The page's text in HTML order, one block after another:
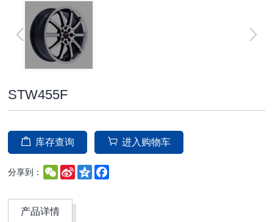
STW455F
库存查询 进入购物车
分享到： WeChat
Sina
Weibo
Qzone
产品详情